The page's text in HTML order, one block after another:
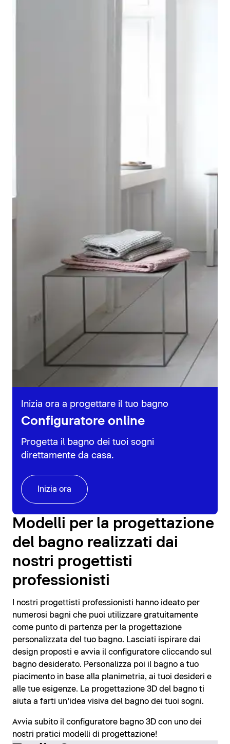
Inizia ora a progettare il tuo bagno
Configuratore online
Progetta il bagno dei tuoi sogni
direttamente da casa.
Inizia ora
Modelli per la progettazione
del bagno realizzati dai
nostri progettisti
professionisti
I nostri progettisti professionisti hanno ideato per
numerosi bagni che puoi utilizzare gratuitamente
come punto di partenza per la progettazione
personalizzata del tuo bagno. Lasciati ispirare dai
design proposti e avvia il configuratore cliccando sul
bagno desiderato. Personalizza poi il bagno a tuo
piacimento in base alla planimetria, ai tuoi desideri e
alle tue esigenze. La progettazione 3D del bagno ti
aiuta a farti un’idea visiva del bagno dei tuoi sogni.
Avvia subito il configuratore bagno 3D con uno dei
nostri pratici modelli di progettazione!